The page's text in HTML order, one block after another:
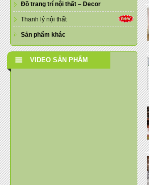
Đồ trang trí nội thất – Decor
Thanh lý nội thất
Sản phẩm khác
VIDEO SẢN PHẨM